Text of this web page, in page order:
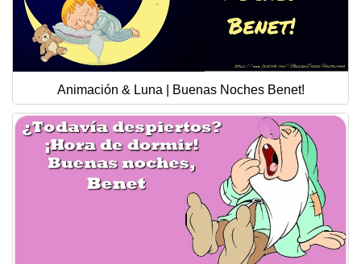
Animación & Luna | Buenas Noches Benet!